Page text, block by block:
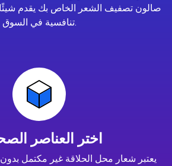
صالون تصفيف الشعر الخاص بك يقدم
تنافسية في السوق.
اختر العناصر
يعتبر شعار محل الحلاقة غير مكتمل